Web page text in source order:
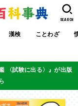
漢検 ことわざ
SEARCH
〈試験に出る〉』が出版